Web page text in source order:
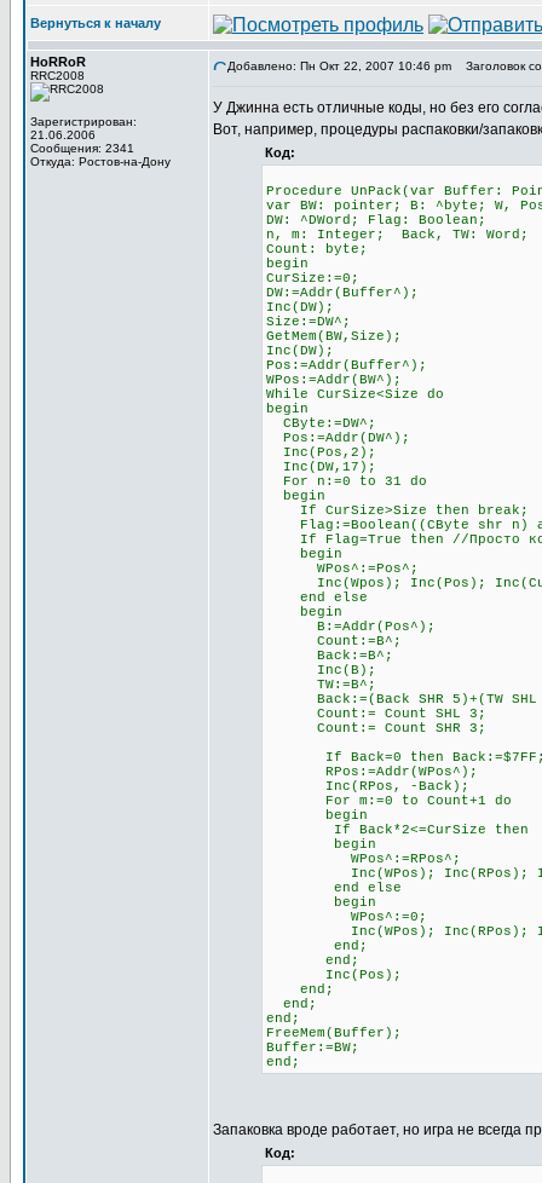
Вернуться к началу
HoRRoR
RRC2008
Зарегистрирован:
21.06.2006
Сообщения: 2341
Откуда: Ростов-на-Дону
Добавлено: Пн Окт 22, 2007 10:46 pm Заголовок
У Джинна есть отличные коды, но без его
Вот, например, процедуры распаковки/
Код:
Procedure UnPack(var Buffer:
var BW: pointer; B: ^byte; W,
DW: ^DWord; Flag: Boolean;
n, m: Integer; Back, TW: Word;
Count: byte;
begin
CurSize:=0;
DW:=Addr(Buffer^);
Inc(DW);
Size:=DW^;
GetMem(BW,Size);
Inc(DW);
Pos:=Addr(Buffer^);
WPos:=Addr(BW^);
While CurSize<Size do
begin
CByte:=DW^;
Pos:=Addr(DW^);
Inc(Pos,2);
Inc(DW,17);
For n:=0 to 31 do
begin
If CurSize>Size then break;
Flag:=Boolean((CByte shr n)
If Flag=True then //Просто
begin
WPos^:=Pos^;
Inc(Wpos); Inc(Pos);
end else
begin
B:=Addr(Pos^);
Count:=B^;
Back:=B^;
Inc(B);
TW:=B^;
Back:=(Back SHR 5)+(TW
Count:= Count SHL 3;
Count:= Count SHR 3;
If Back=0 then
RPos:=Addr(WPos^);
Inc(RPos, -Back);
For m:=0 to Count+1 do
begin
If Back*2<=CurSize then
begin
WPos^:=RPos^;
Inc(WPos); Inc(RPos);
end else
begin
WPos^:=0;
Inc(WPos); Inc(RPos);
end;
end;
Inc(Pos);
end;
end;
end;
FreeMem(Buffer);
Buffer:=BW;
end;
Запаковка вроде работает, но игра не всегда
Код: